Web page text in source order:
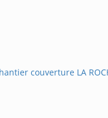
couverture LA